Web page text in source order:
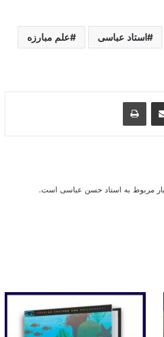
استاد عباسی علم مبارزه
اشتراک گذاری از طریق ایمیل چاپ
مربوط به استاد حسن عباسی است.